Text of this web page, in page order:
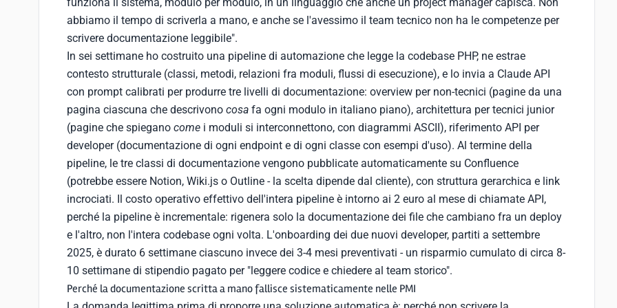
abbiamo il tempo di scriverla a mano, e anche se l'avessimo il team tecnico non ha le competenze per
scrivere documentazione leggibile".
In sei settimane ho costruito una pipeline di automazione che legge la codebase PHP, ne estrae
contesto strutturale (classi, metodi, relazioni fra moduli, flussi di esecuzione), e lo invia a Claude API
con prompt calibrati per produrre tre livelli di documentazione: overview per non-tecnici (pagine da una
pagina ciascuna che descrivono cosa fa ogni modulo in italiano piano), architettura per tecnici junior
(pagine che spiegano come i moduli si interconnettono, con diagrammi ASCII), riferimento API per
developer (documentazione di ogni endpoint e di ogni classe con esempi d'uso). Al termine della
pipeline, le tre classi di documentazione vengono pubblicate automaticamente su Confluence
(potrebbe essere Notion, Wiki.js o Outline - la scelta dipende dal cliente), con struttura gerarchica e link
incrociati. Il costo operativo effettivo dell'intera pipeline è intorno ai 2 euro al mese di chiamate API,
perché la pipeline è incrementale: rigenera solo la documentazione dei file che cambiano fra un deploy
e l'altro, non l'intera codebase ogni volta. L'onboarding dei due nuovi developer, partiti a settembre
2025, è durato 6 settimane ciascuno invece dei 3-4 mesi preventivati - un risparmio cumulato di circa 8-
10 settimane di stipendio pagato per "leggere codice e chiedere al team storico".
Perché la documentazione scritta a mano fallisce sistematicamente nelle PMI